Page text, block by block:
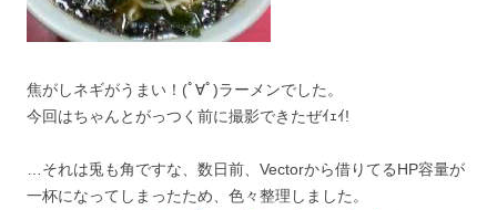
焦がしネギがうまい！(ﾟ∀ﾟ)ラーメンでした。
今回はちゃんとがっつく前に撮影できたぜｲｪｲ!
…それは兎も角ですな、数日前、Vectorから借りてるHP容量が
一杯になってしまったため、色々整理しました。